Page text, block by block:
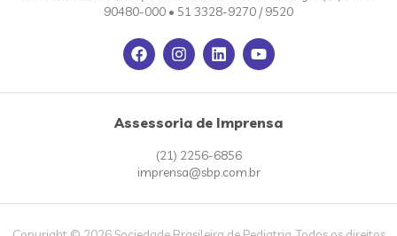
90480-000 • 51 3328-9270 / 9520
Assessoria de Imprensa
(21) 2256-6856
imprensa@sbp.com.br